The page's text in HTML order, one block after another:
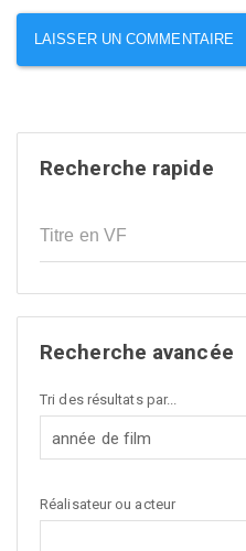
Recherche rapide
Recherche avancée
Tri des résultats par...
année de film
Réalisateur ou acteur